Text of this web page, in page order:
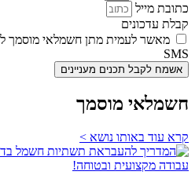
כתובת מייל
קבלת עדכונים
מאשר לעמית מתן חשמלאי מוסמך
SMS
אשמח לקבל תכנים מעניינים
חשמלאי מוסמך
קרא עוד באותו נושא >